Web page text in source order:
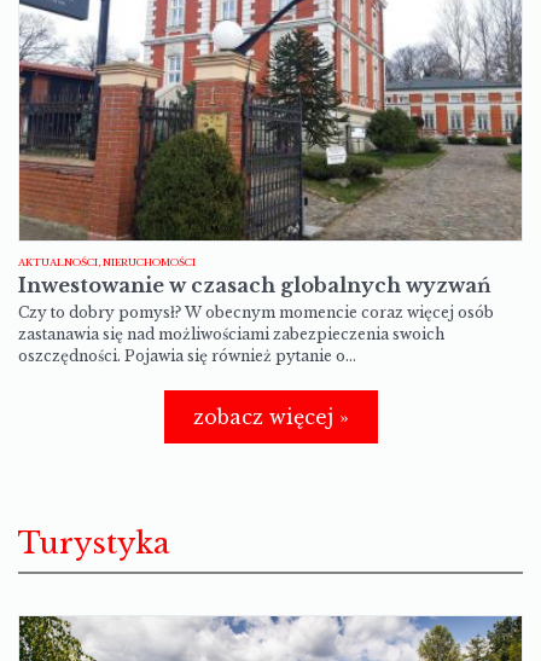
AKTUALNOŚCI, NIERUCHOMOŚCI
Inwestowanie w czasach globalnych wyzwań
Czy to dobry pomysł? W obecnym momencie coraz więcej osób
zastanawia się nad możliwościami zabezpieczenia swoich
oszczędności. Pojawia się również pytanie o…
zobacz więcej »
Turystyka